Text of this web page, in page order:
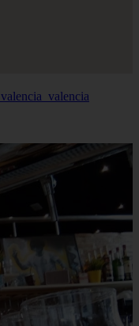
valencia_valencia